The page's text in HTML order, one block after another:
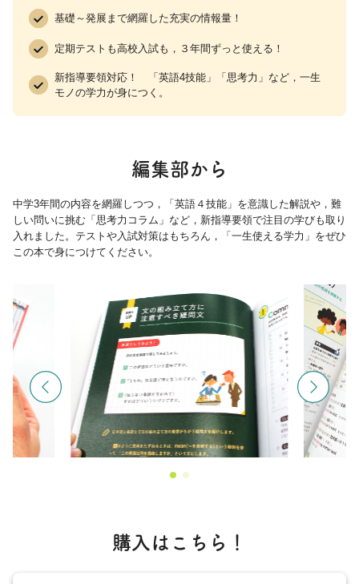
基礎～発展まで網羅した充実の情報量！
定期テストも高校入試も，３年間ずっと使える！
新指導要領対応！ 「英語4技能」「思考力」など，一生
モノの学力が身につく。
編集部から
中学3年間の内容を網羅しつつ，「英語４技能」を意識した解説や，難
しい問いに挑む「思考力コラム」など，新指導要領で注目の学びも取り
入れました。テストや入試対策はもちろん，「一生使える学力」をぜひ
この本で身につけてください。
購入はこちら！